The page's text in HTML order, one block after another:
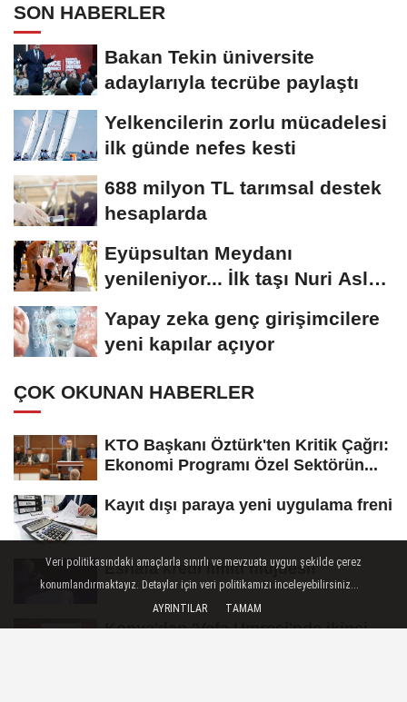
SON HABERLER
Bakan Tekin üniversite
adaylarıyla tecrübe paylaştı
Yelkencilerin zorlu mücadelesi
ilk günde nefes kesti
688 milyon TL tarımsal destek
hesaplarda
Eyüpsultan Meydanı
yenileniyor... İlk taşı Nuri Aslan
Yapay zeka genç girişimcilere
yeni kapılar açıyor
ÇOK OKUNAN HABERLER
KTO Başkanı Öztürk'ten Kritik Çağrı:
Ekonomi Programı Özel Sektörün...
Kayıt dışı paraya yeni uygulama freni
Esnafa kredi limiti müjdesi!
Konya'dan 'Vefa Umresi'nde ikinci
Veri politikasındaki amaçlarla sınırlı ve mevzuata uygun şekilde çerez
konumlandırmaktayız. Detaylar için veri politikamızı inceleyebilirsiniz...
AYRINTILAR
TAMAM